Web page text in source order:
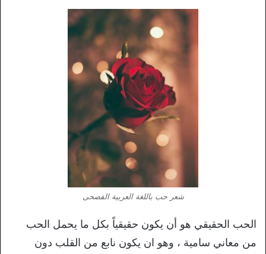
شعر حب باللغة العربية الفصحى
الحب الحقيقي هو أن يكون حقيقياً بكل ما يحمل الحب
من معاني سامية ، وهو ان يكون نابع من القلب دون